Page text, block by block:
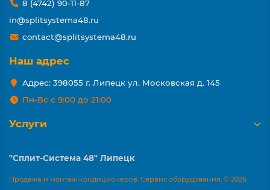
8 (4742) 90-11-87
in@splitsystema48.ru
contact@splitsystema48.ru
Наш адрес
Адрес: 398055 г. Липецк ул. Московская д. 145
Пн-Вс с 9:00 до 21:00
Услуги
"Сплит-Система 48" Липецк
Продажа и монтаж кондиционеров. Сервис оборудования. © 2026